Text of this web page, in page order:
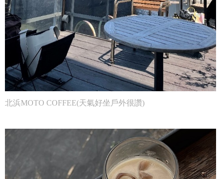
北浜MOTO COFFEE(天氣好坐戶外很讚)